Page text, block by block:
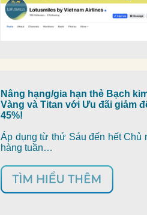
Nâng hạng/gia hạn thẻ Bạch
Vàng và Titan với Ưu đãi giảm
45%!
Áp dụng từ thứ Sáu đến hết Chủ
hàng tuần…